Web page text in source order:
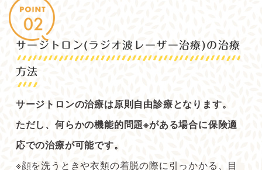
サージトロン(ラジオ波レーザー治療)の治療
方法
サージトロンの治療は原則自由診療となります。
ただし、何らかの機能的問題※がある場合に保険適
応での治療が可能です。
※顔を洗うときや衣類の着脱の際に引っかかる、目